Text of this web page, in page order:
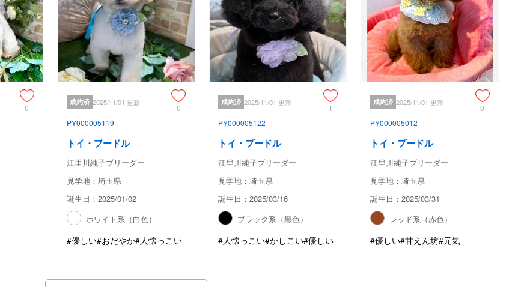
0
成約済 2025/11/01 更新
0
PY000005119
トイ・プードル
江里川純子ブリーダー
見学地：埼玉県
誕生日：2025/01/02
ホワイト系（白色）
#優しい#おだやか#人懐っこい
成約済 2025/11/01 更新
1
PY000005122
トイ・プードル
江里川純子ブリーダー
見学地：埼玉県
誕生日：2025/03/16
ブラック系（黒色）
#人懐っこい#かしこい#優しい
成約済 2025/11/01 更新
0
PY000005012
トイ・プードル
江里川純子ブリーダー
見学地：埼玉県
誕生日：2025/03/31
レッド系（赤色）
#優しい#甘えん坊#元気